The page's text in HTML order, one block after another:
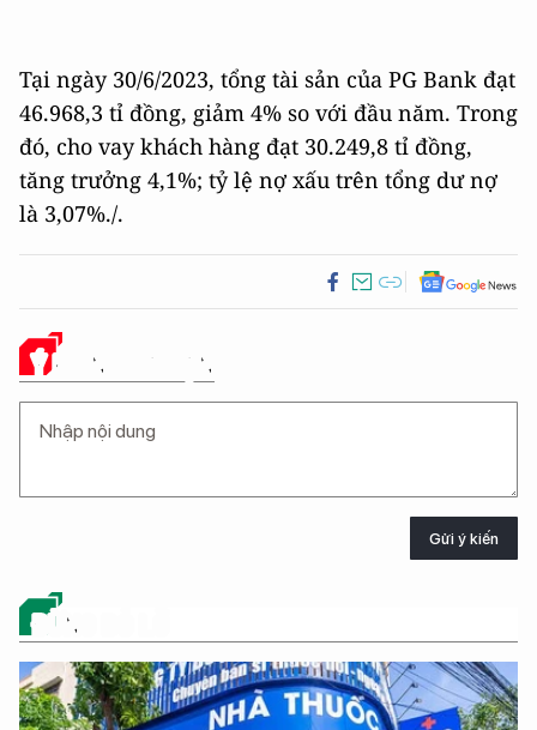
Tại ngày 30/6/2023, tổng tài sản của PG Bank đạt
46.968,3 tỉ đồng, giảm 4% so với đầu năm. Trong
đó, cho vay khách hàng đạt 30.249,8 tỉ đồng,
tăng trưởng 4,1%; tỷ lệ nợ xấu trên tổng dư nợ
là 3,07%./.
Ý KIẾN CỦA BẠN
Gửi ý kiến
ĐỪNG BỎ LỠ